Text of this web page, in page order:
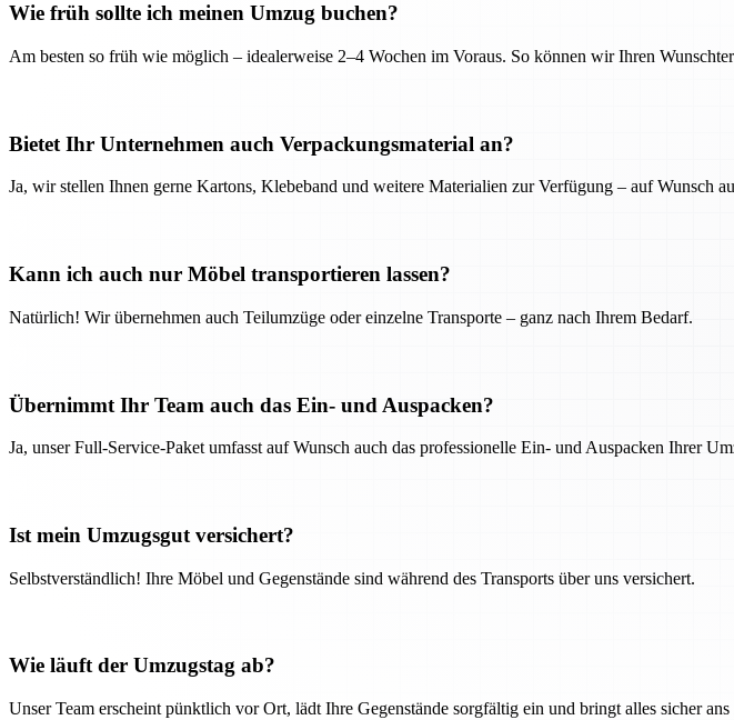
Wie früh sollte ich meinen Umzug buchen?
Am besten so früh wie möglich – idealerweise 2–4 Wochen im Voraus. So können wir Ihren
Bietet Ihr Unternehmen auch Verpackungsmaterial an?
Ja, wir stellen Ihnen gerne Kartons, Klebeband und weitere Materialien zur Verfügung – auf Wunsch
Kann ich auch nur Möbel transportieren lassen?
Natürlich! Wir übernehmen auch Teilumzüge oder einzelne Transporte – ganz nach Ihrem Bedarf.
Übernimmt Ihr Team auch das Ein- und Auspacken?
Ja, unser Full-Service-Paket umfasst auf Wunsch auch das professionelle Ein- und Auspacken Ihrer
Ist mein Umzugsgut versichert?
Selbstverständlich! Ihre Möbel und Gegenstände sind während des Transports über uns versichert.
Wie läuft der Umzugstag ab?
Unser Team erscheint pünktlich vor Ort, lädt Ihre Gegenstände sorgfältig ein und bringt alles sicher